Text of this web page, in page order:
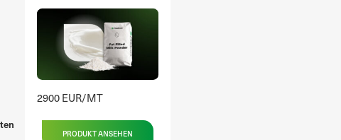
2900 EUR/MT
PRODUKT ANSEHEN